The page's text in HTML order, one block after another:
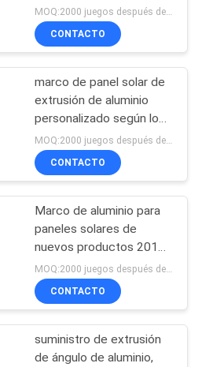
fotovoltaicos
MOQ:2000 juegos después de confirmar las muestras
CONTACTO
marco de panel solar de
extrusión de aluminio
personalizado según los
planos de diseño
CONTACTO
Marco de aluminio para
paneles solares de
nuevos productos 2015
del fabricante chino
CONTACTO
suministro de extrusión
de ángulo de aluminio,